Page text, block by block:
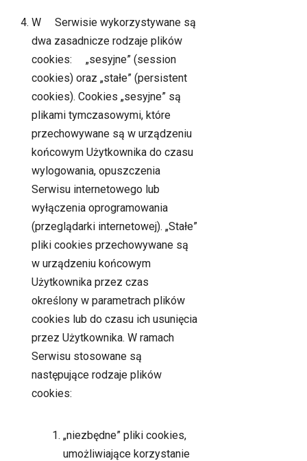
W Serwisie wykorzystywane są
dwa zasadnicze rodzaje plików
cookies: „sesyjne” (session
cookies) oraz „stałe” (persistent
cookies). Cookies „sesyjne” są
plikami tymczasowymi, które
przechowywane są w urządzeniu
końcowym Użytkownika do czasu
wylogowania, opuszczenia
Serwisu internetowego lub
wyłączenia oprogramowania
(przeglądarki internetowej). „Stałe”
pliki cookies przechowywane są
w urządzeniu końcowym
Użytkownika przez czas
określony w parametrach plików
cookies lub do czasu ich usunięcia
przez Użytkownika. W ramach
Serwisu stosowane są
następujące rodzaje plików
cookies:
„niezbędne” pliki cookies,
umożliwiające korzystanie